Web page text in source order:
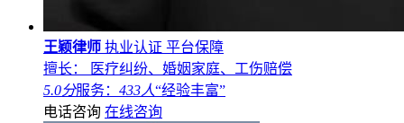
王颖律师 执业认证 平台保障
擅长： 医疗纠纷、婚姻家庭、工伤赔偿
5.0分服务： 433人“经验丰富”
电话咨询 在线咨询